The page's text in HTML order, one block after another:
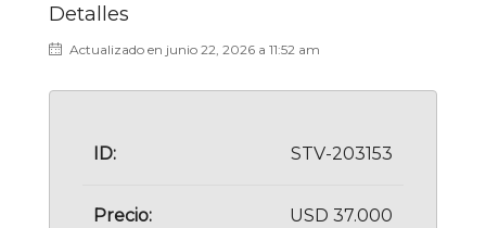
Detalles
Actualizado en junio 22, 2026 a 11:52 am
ID: STV-203153
Precio: USD 37.000